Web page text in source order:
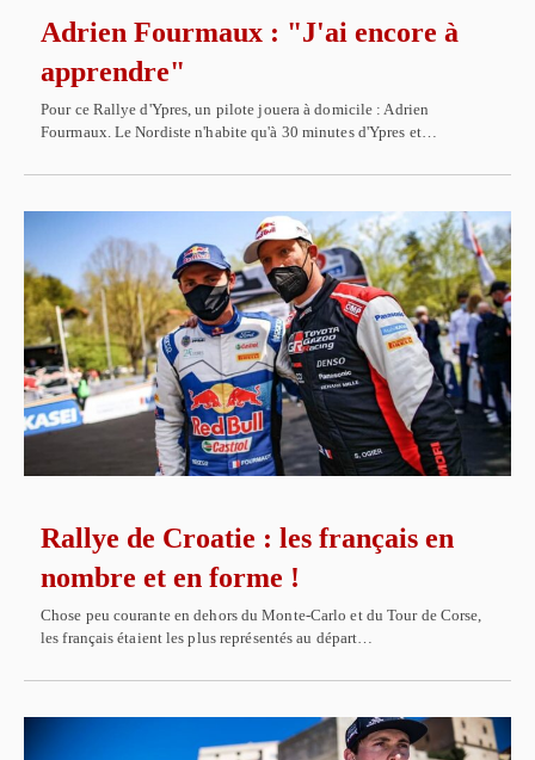
Adrien Fourmaux : "J'ai encore à
apprendre"
Pour ce Rallye d'Ypres, un pilote jouera à domicile : Adrien
Fourmaux. Le Nordiste n'habite qu'à 30 minutes d'Ypres et…
Rallye de Croatie : les français en
nombre et en forme !
Chose peu courante en dehors du Monte-Carlo et du Tour de Corse,
les français étaient les plus représentés au départ…